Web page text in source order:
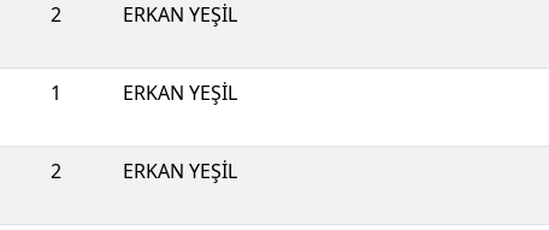
2 ERKAN YEŞİL
1 ERKAN YEŞİL
2 ERKAN YEŞİL